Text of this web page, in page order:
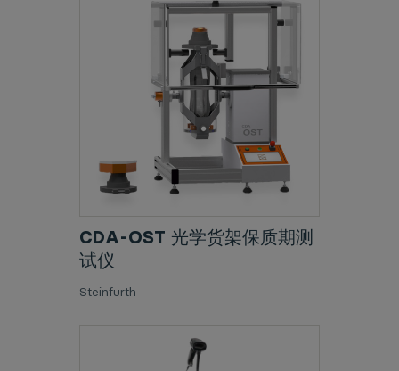
CDA-OST 光学货架保质期测
试仪
Steinfurth